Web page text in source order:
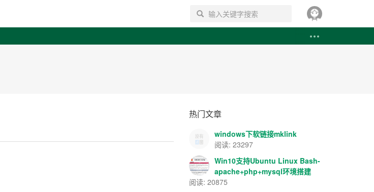
搜索
热门文章
windows下软链接mklink
阅读: 23297
Win10支持Ubuntu Linux Bash-
apache+php+mysql环境搭建
阅读: 20875